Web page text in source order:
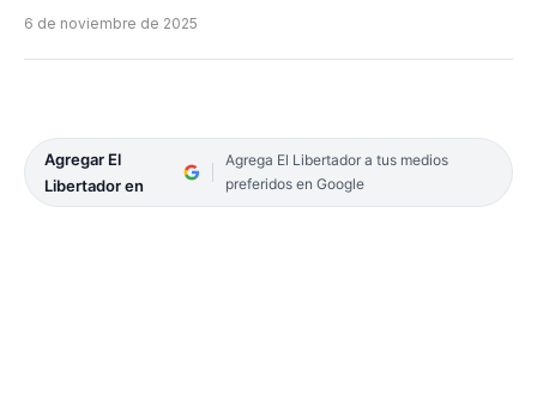
6 de noviembre de 2025
Agregar El
Libertador en
Agrega El Libertador a tus medios
preferidos en Google